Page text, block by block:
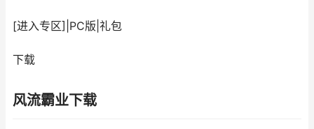
[进入专区] PC版 礼包
下载
风流霸业下载